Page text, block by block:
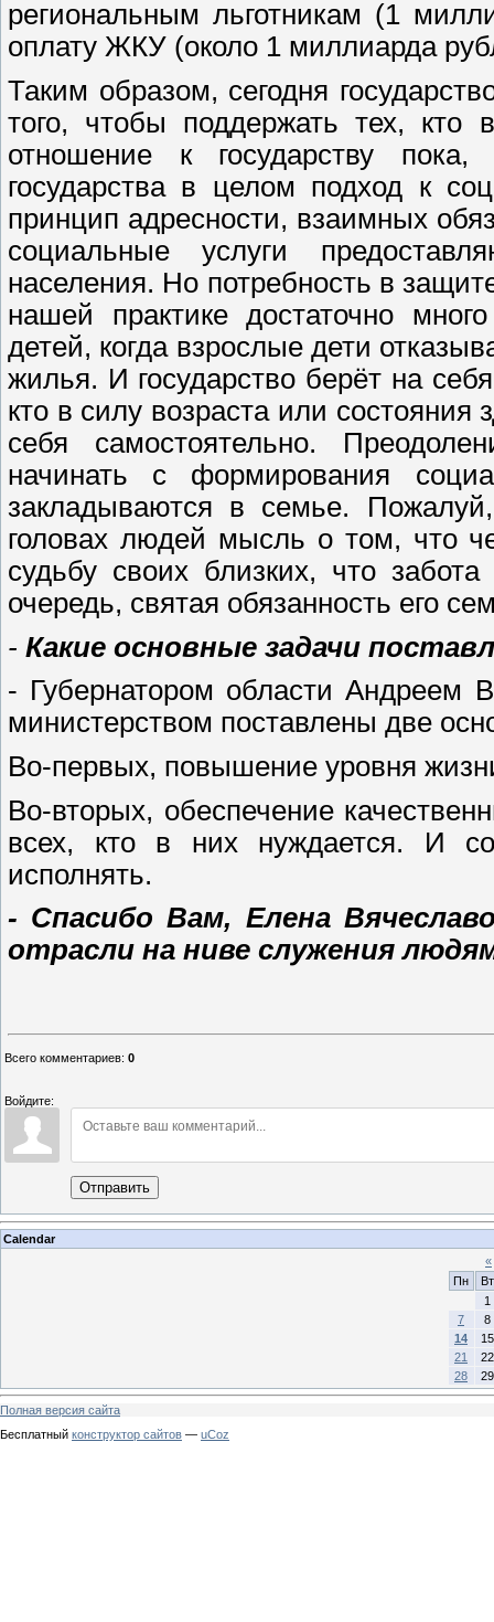
региональным льготникам (1
оплату ЖКУ (около 1 миллиарда
Таким образом, сегодня
того, чтобы поддержать тех, кто
отношение к государству
государства в целом подход к
принцип адресности, взаимных
социальные услуги
населения. Но потребность в
нашей практике достаточно
детей, когда взрослые дети
жилья. И государство берёт на
кто в силу возраста или состояния
себя самостоятельно.
начинать с формирования
закладываются в семье.
головах людей мысль о том, что
судьбу своих близких, что
очередь, святая обязанность его
- Какие основные задачи
- Губернатором области
министерством поставлены две
Во-первых, повышение уровня
Во-вторых, обеспечение
всех, кто в них нуждается. И
исполнять.
- Спасибо Вам, Елена
отрасли на ниве служения
Всего комментариев: 0
Войдите:
Отправить
Calendar
«
Пн
Вт
1
7
8
14
15
21
22
28
29
Полная версия сайта
Бесплатный конструктор сайтов — uCoz